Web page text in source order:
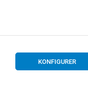
KONFIGURER